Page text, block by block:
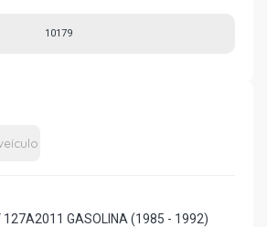
10179
127A2011 GASOLINA (1985 - 1992)